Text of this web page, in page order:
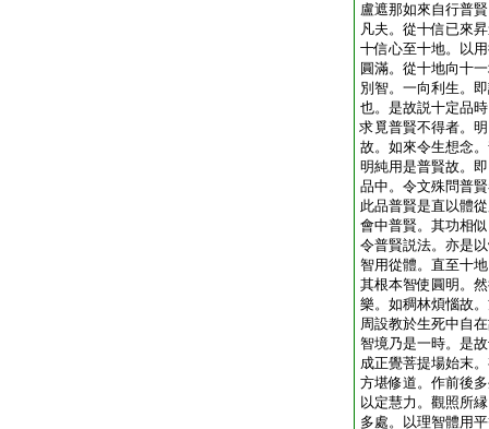
盧遮那如來自行普
凡夫。從十信已來
十信心至十地。以
圓滿。從十地向十
別智。一向利生。
也。是故説十定品
求覓普賢不得者。
故。如來令生想念
明純用是普賢故。
品中。令文殊問普
此品普賢是直以體
會中普賢。其功相
令普賢説法。亦是
智用從體。直至十
其根本智使圓明。
樂。如稠林煩惱故
周設教於生死中自
智境乃是一時。是
成正覺菩提場始末
方堪修道。作前後
以定慧力。觀照所
多處。以理智體用